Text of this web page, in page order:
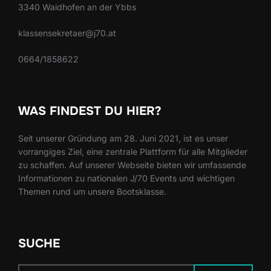
3340 Waidhofen an der Ybbs
klassensekretaer@j70.at
0664/1858622
WAS FINDEST DU HIER?
Seit unserer Gründung am 28. Juni 2021, ist es unser
vorrangiges Ziel, eine zentrale Plattform für alle Mitglieder
zu schaffen. Auf unserer Webseite bieten wir umfassende
Informationen zu nationalen J/70 Events und wichtigen
Themen rund um unsere Bootsklasse.
SUCHE